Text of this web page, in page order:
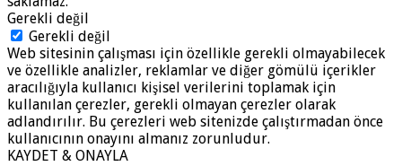
Gerekli değil
Gerekli değil
Web sitesinin çalışması için özellikle gerekli olmayabilecek
ve özellikle analizler, reklamlar ve diğer gömülü içerikler
aracılığıyla kullanıcı kişisel verilerini toplamak için
kullanılan çerezler, gerekli olmayan çerezler olarak
adlandırılır. Bu çerezleri web sitenizde çalıştırmadan önce
kullanıcının onayını almanız zorunludur.
KAYDET & ONAYLA